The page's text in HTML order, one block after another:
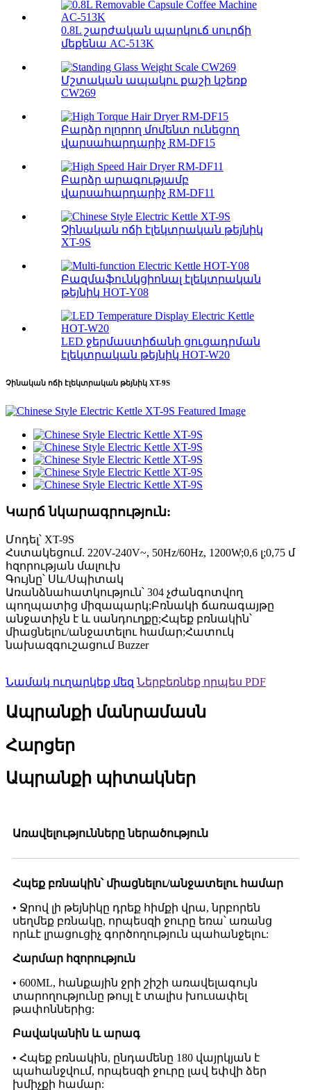
0.8L շարժական պարկուճ սուրճի
մեքենա AC-513K
Մշտական ​​ապակու քաշի կշեռք
CW269
Բարձր ոլորող մոմենտ ունեցող
վարսահարդարիչ RM-DF15
Բարձր արագությամբ
վարսահարդարիչ RM-DF11
Չինական ոճի էլեկտրական թեյնիկ
XT-9S
Բազմաֆունկցիոնալ էլեկտրական
թեյնիկ HOT-Y08
LED ջերմաստիճանի ցուցադրման
էլեկտրական թեյնիկ HOT-W20
Չինական ոճի էլեկտրական թեյնիկ XT-9S
Կարճ նկարագրություն:
Մոդել՝ XT-9S
Հստակեցում. 220V-240V~, 50Hz/60Hz, 1200W;0,6 լ;0,75 մ
հզորության մալուխ
Գույնը՝ Սև/Սպիտակ
Առանձնահատկություն՝ 304 չժանգոտվող
պողպատից միզապարկ;Բռնակի ճառագայթը
անջատիչն է և սանդուղքը;Հպեք բռնակին՝
միացնելու/անջատելու համար;Հատուկ
նախազգուշացում Buzzer
Նամակ ուղարկեք մեզ Ներբեռնեք որպես PDF
Ապրանքի մանրամասն
Հարցեր
Ապրանքի պիտակներ
Առավելությունները ներածություն
Հպեք բռնակին՝ միացնելու/անջատելու համար
• Ջրով լի թեյնիկը դրեք հիմքի վրա, նրբորեն
սեղմեք բռնակը, որպեսզի ջուրը եռա՝ առանց
որևէ լրացուցիչ գործողություն պահանջելու:
Հարմար հզորություն
• 600ML, հանքային ջրի շիշի առավելագույն
տարողությունը թույլ է տալիս խուսափել
թափոններից:
Բավականին և արագ
• Հպեք բռնակին, ընդամենը 180 վայրկյան է
պահանջվում, որպեսզի ջուրը լավ եփվի ձեր
խմիչքի համար: